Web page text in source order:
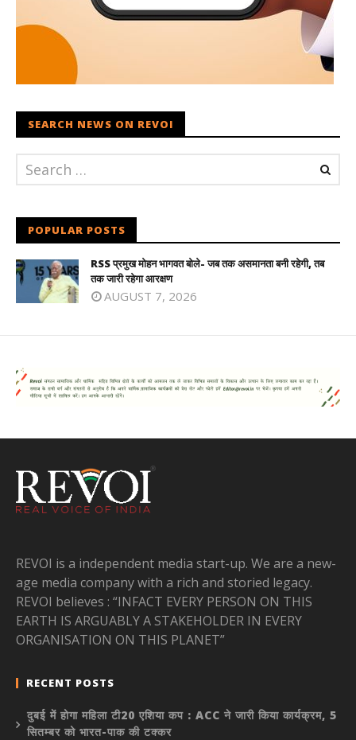
SEARCH NEWS ON REVOI
POPULAR POSTS
RSS प्रमुख मोहन भागवत बोले- जब तक असमानता बनी रहेगी, तब
तक जारी रहेगा आरक्षण
AUGUST 7, 2026
REVOI is a independent media start-up. We are a new-
age media company with a rich and storied legacy.
REVOI believes : “INFACT EVERY PERSON ON THIS
EARTH IS ARGUABLY A STAKEHOLDER IN EVERY
ORGANISATION ON THIS PLANET”
RECENT POSTS
दुबई में होगा महिला टी20 एशिया कप : ACC ने जारी किया कार्यक्रम, 5
सितम्बर को भारत-पाक की टक्कर